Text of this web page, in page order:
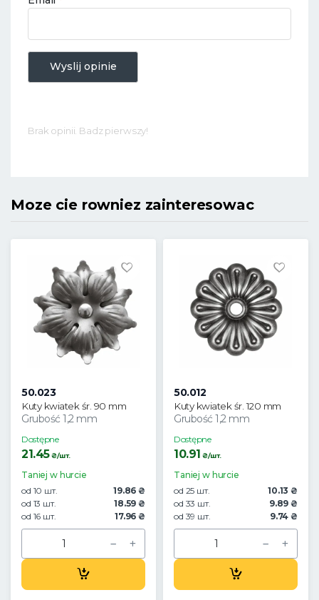
Wyslij opinie
Brak opinii. Badz pierwszy!
Moze cie rowniez zainteresowac
50.023
Kuty kwiatek śr. 90 mm
Grubość 1,2 mm
Dostępne
21.45₴/шт.
Taniej w hurcie
od 10 шт.
19.86 ₴
od 13 шт.
18.59 ₴
od 16 шт.
17.96 ₴
50.012
Kuty kwiatek śr. 120 mm
Grubość 1,2 mm
Dostępne
10.91 ₴/шт.
Taniej w hurcie
od 25 шт.
10.13 ₴
od 33 шт.
9.89 ₴
od 39 шт.
9.74 ₴